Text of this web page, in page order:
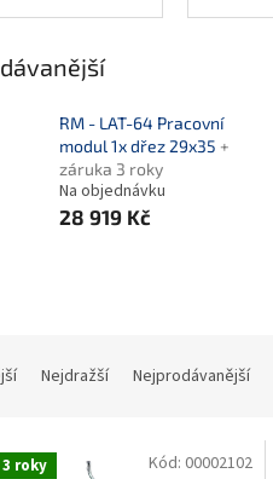
RM - LAT-64 Pracovní
modul 1x dřez 29x35 +
záruka 3 roky
Na objednávku
28 919 Kč
Nejdražší Nejprodávanější
roky Kód: 00002102